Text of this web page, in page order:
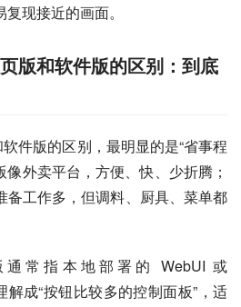
现接近的画面。
版和软件版的区别：到底
件版的区别，最明显的是“省事程
像外卖平台，方便、快、少折腾；
备工作多，但调料、厨具、菜单都
通常指本地部署的 WebUI 或
成“按钮比较多的控制面板”，适